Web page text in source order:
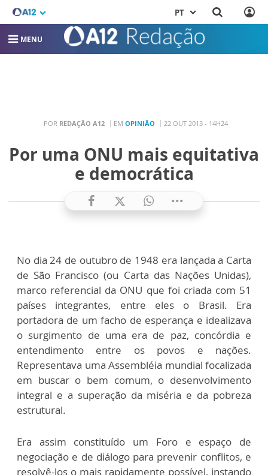
PT
MENU
POR REDAÇÃO A12 EM OPINIÃO 22 OUT 2013 - 14H24
Por uma ONU mais equitativa
e democrática
No dia 24 de outubro de 1948 era lançada a Carta
de São Francisco (ou Carta das Nações Unidas),
marco referencial da ONU que foi criada com 51
países integrantes, entre eles o Brasil. Era
portadora de um facho de esperança e idealizava
o surgimento de uma era de paz, concórdia e
entendimento entre os povos e nações.
Representava uma Assembléia mundial focalizada
em buscar o bem comum, o desenvolvimento
integral e a superação da miséria e da pobreza
estrutural.
Era assim constituído um Foro e espaço de
negociação e de diálogo para prevenir conflitos, e
resolvê-los o mais rapidamente possível, instando